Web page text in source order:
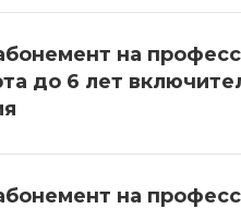
на
до 6 лет
на